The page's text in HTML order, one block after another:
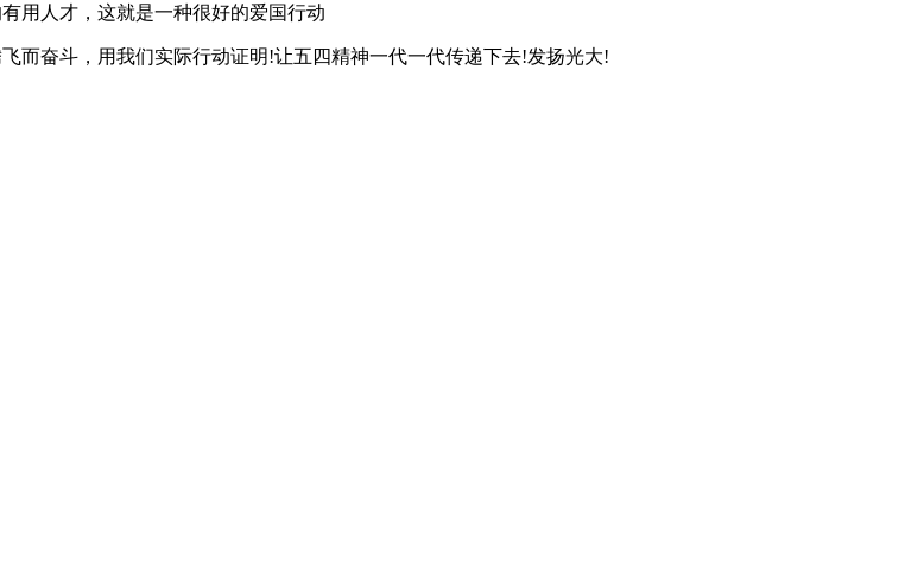
用人才，这就是一种很好的爱国行动
而奋斗，用我们实际行动证明!让五四精神一代一代传递下去!发扬光大!